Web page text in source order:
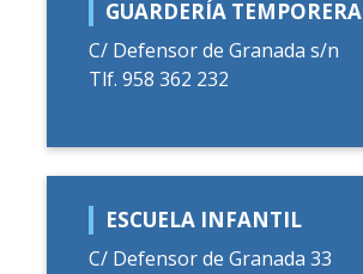
GUARDERÍA TEMPORERA
C/ Defensor de Granada s/n
Tlf. 958 362 232
ESCUELA INFANTIL
C/ Defensor de Granada 33